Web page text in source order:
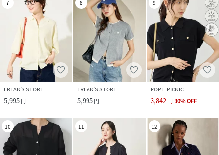
7
FREAK’S STORE
5,995円
8
FREAK’S STORE
5,995円
9
ROPE' PICNIC
3,842円 30%OFF
10 11 12